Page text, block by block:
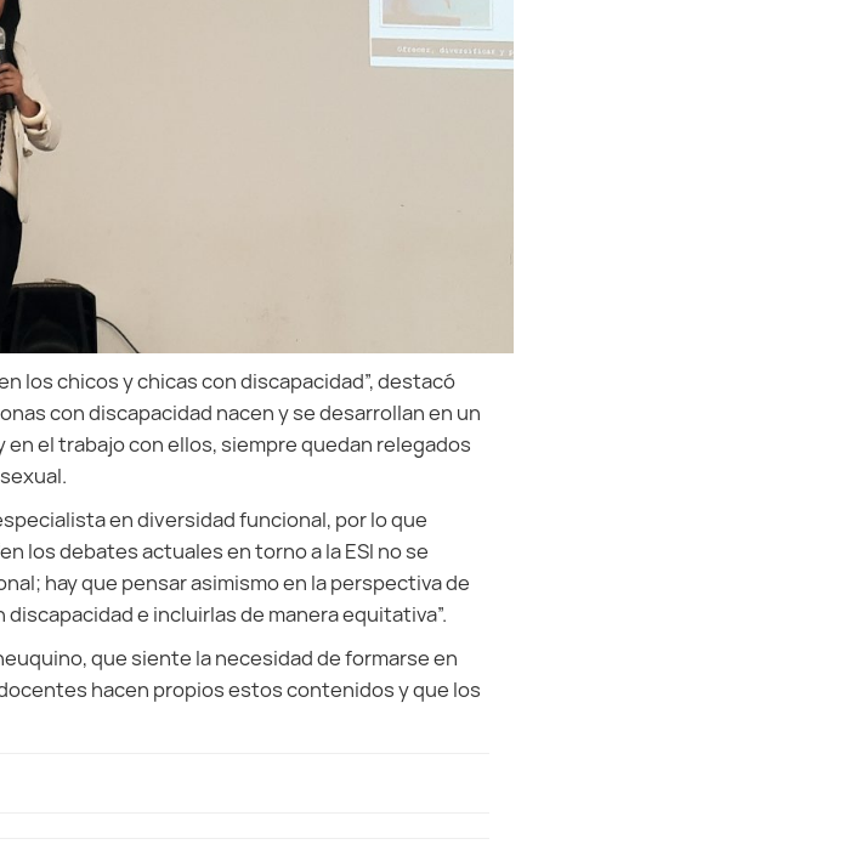
los chicos y chicas con discapacidad”, destacó
con discapacidad nacen y se desarrollan en un
el trabajo con ellos, siempre quedan relegados
en diversidad funcional, por lo que
los debates actuales en torno a la ESI no se
hay que pensar asimismo en la perspectiva de
e incluirlas de manera equitativa”.
que siente la necesidad de formarse en
hacen propios estos contenidos y que los